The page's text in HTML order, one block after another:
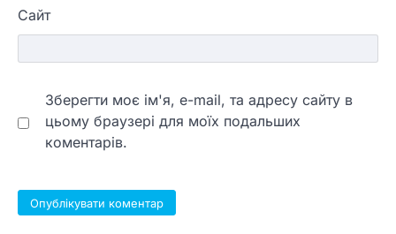
Сайт
Зберегти моє ім'я, e-mail, та адресу сайту в
цьому браузері для моїх подальших
коментарів.